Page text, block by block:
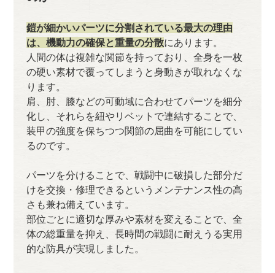
鎧が細かいパーツに分割されている最大の理由
は、機動力の確保と重量の分散にあります。
人間の体は複雑な関節を持っており、全身を一枚
の硬い素材で覆ってしまうと身動きが取れなくな
ります。
肩、肘、膝などの可動域に合わせてパーツを細分
化し、それらを紐やリベットで連結することで、
装甲の強度を保ちつつ関節の屈曲を可能にしてい
るのです。
パーツを分けることで、戦闘中に破損した部分だ
けを交換・修理できるというメンテナンス性の高
さも兼ね備えています。
部位ごとに適切な厚みや素材を変えることで、全
体の総重量を抑え、長時間の戦闘に耐えうる実用
的な防具が実現しました。